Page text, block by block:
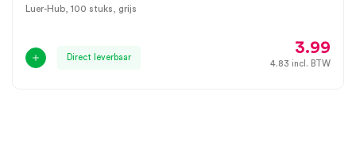
Luer-Hub, 100 stuks, grijs
Direct leverbaar
3.99
4.83 incl. BTW